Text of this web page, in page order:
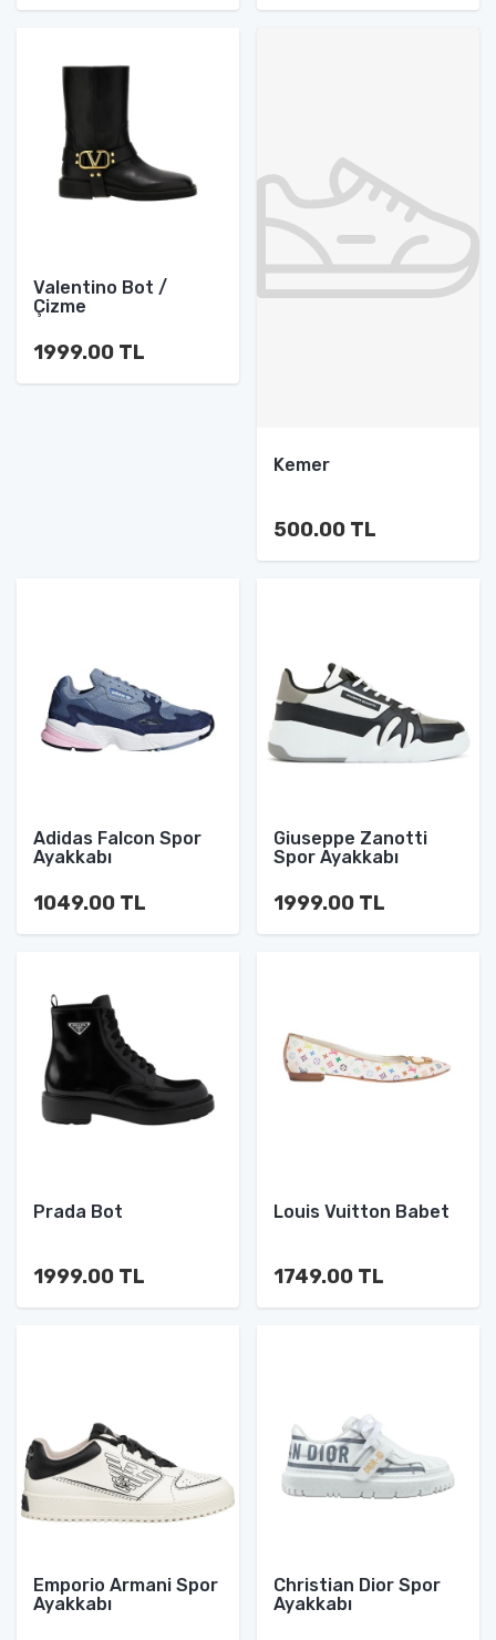
Valentino Bot /
Çizme
1999.00 TL
Kemer
500.00 TL
Adidas Falcon Spor
Ayakkabı
1049.00 TL
Giuseppe Zanotti
Spor Ayakkabı
1999.00 TL
Prada Bot
1999.00 TL
Louis Vuitton Babet
1749.00 TL
Emporio Armani Spor
Ayakkabı
Christian Dior Spor
Ayakkabı